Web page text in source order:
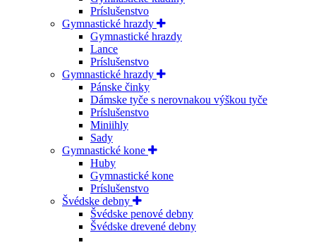
Príslušenstvo
Gymnastické hrazdy
Gymnastické hrazdy
Lance
Príslušenstvo
Gymnastické hrazdy
Pánske činky
Dámske tyče s nerovnakou výškou tyče
Príslušenstvo
Miniihly
Sady
Gymnastické kone
Huby
Gymnastické kone
Príslušenstvo
Švédske debny
Švédske penové debny
Švédske drevené debny